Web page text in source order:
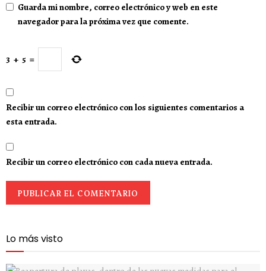
Guarda mi nombre, correo electrónico y web en este
navegador para la próxima vez que comente.
3 + 5 =
Recibir un correo electrónico con los siguientes comentarios a
esta entrada.
Recibir un correo electrónico con cada nueva entrada.
Lo más visto